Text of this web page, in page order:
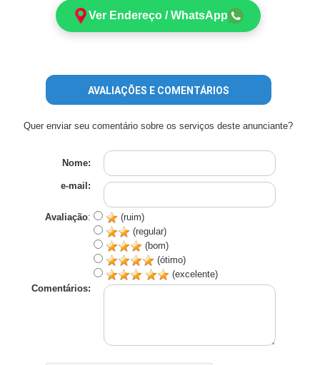
Ver Endereço / WhatsApp
AVALIAÇÕES E COMENTÁRIOS
Quer enviar seu comentário sobre os serviços deste anunciante?
Nome:
e-mail:
Avaliação:
(ruim)
(regular)
(bom)
(ótimo)
(excelente)
Comentários: